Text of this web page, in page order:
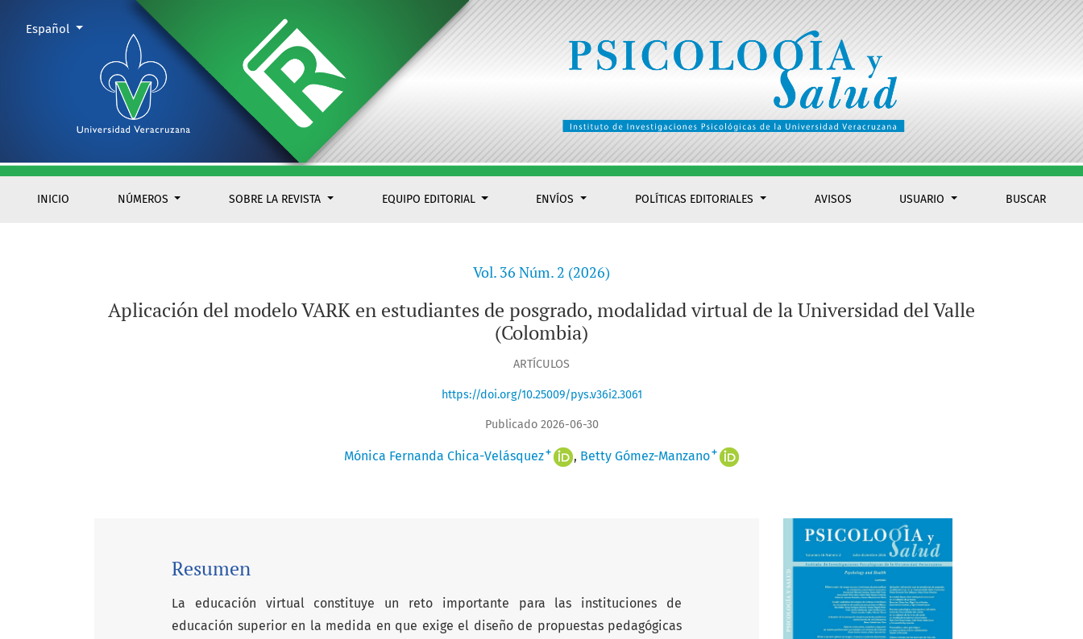
Aplicación del modelo VARK en estudiantes de posgrado, modalidad virtual de la Universidad del Valle (Colombia)
INICIO NÚMEROS SOBRE LA REVISTA EQUIPO EDITORIAL ENVÍOS POLÍTICAS EDITORIALES AVISOS USUARIO BUSCAR
Cambiar el idioma. El actual es:
Español
Vol. 36 Núm. 2 (2026)
Aplicación del modelo VARK en estudiantes de posgrado, modalidad virtual de la Universidad del Valle
(Colombia)
ARTÍCULOS
https://doi.org/10.25009/pys.v36i2.3061
Publicado 2026-06-30
Mónica Fernanda Chica-Velásquez+ Betty Gómez-Manzano+
Resumen
La educación virtual constituye un reto importante para las instituciones de
educación superior en la medida en que exige el diseño de propuestas pedagógicas